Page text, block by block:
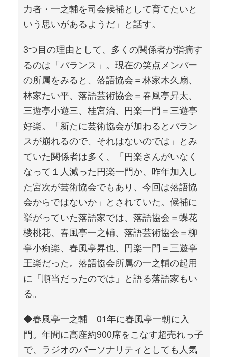
力者・一之輔を司会候補として育てたいと
いう思いがあるようだ」と話す。
3つ目の理由として、多くの関係者が指摘す
るのは「バランス」。現在の笑点メンバー
の所属をみると、落語協会＝林家木久扇、
林家たい平、落語芸術協会＝春風亭昇太、
三遊亭小遊三、桂宮治、円楽一門＝三遊亭
好楽。「新たに芸術協会が加わるとバラン
スが崩れるので、それはないのでは」とみ
ていた関係者は多く、「円楽さんがいなく
なって１人減った円楽一門か、昨年加入し
た宮次が芸術協会でもあり、今回は落語協
会からではないか」とされていた。候補に
挙がっていた落語家では、落語協会＝蝶花
楼桃花、春風亭一之輔、落語芸術協会＝柳
亭小痴楽、春風亭昇也、円楽一門＝三遊亭
王楽だった。落語協会所属の一之輔の起用
に「順当だったのでは」と語る落語家もい
る。
◆春風亭一之輔 01年に春風亭一朝に入
門。年間に高座約900席をこなす超売れっ子
で、ラジオのパーソナリティとしても人気